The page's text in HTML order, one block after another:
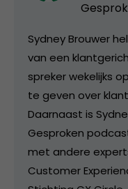
Sydney Brouwer
van een
spreker wekelijks
te geven over
Daarnaast is
Gesproken
met andere
Customer